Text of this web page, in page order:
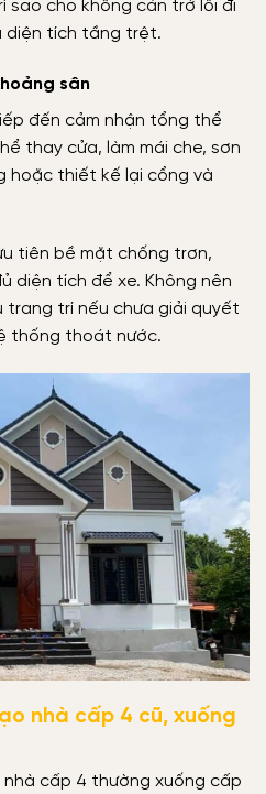
sao cho không cản trở lối đi
diện tích tầng trệt.
sân
đến cảm nhận tổng thể
thay cửa, làm mái che, sơn
hoặc thiết kế lại cổng và
tiên bề mặt chống trơn,
diện tích để xe. Không nên
trang trí nếu chưa giải quyết
thống thoát nước.
nhà cấp 4 cũ, xuống
nhà cấp 4 thường xuống cấp